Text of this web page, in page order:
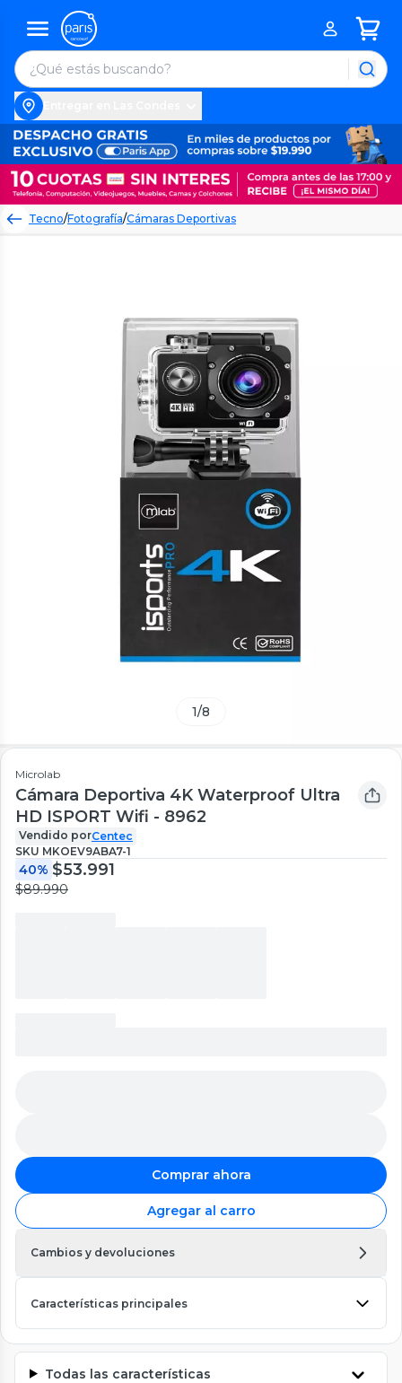
Tecno/Fotografía/Cámaras Deportivas
1/8
Microlab
Cámara Deportiva 4K Waterproof Ultra
HD ISPORT Wifi - 8962
Vendido porCentec
SKU MKOEV9ABA7-1
40% $53.991
$89.990
Comprar ahora
Agregar al carro
Cambios y devoluciones
Características principales
Todas las características